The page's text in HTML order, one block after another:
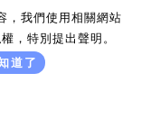
，我們使用相關網站
，特別提出聲明。
道了